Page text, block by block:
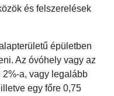
és felszerelések
épületben
Az óvóhely vagy az
a, vagy legalább
egy főre 0,75